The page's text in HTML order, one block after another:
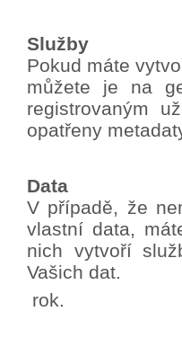
Služby
Pokud máte
můžete je na
registrovaným
opatřeny
Data
V případě, že
vlastní data,
nich vytvoří
Vašich dat.
rok.